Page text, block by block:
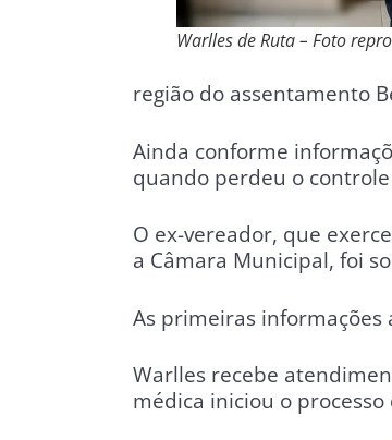
Warlles de Ruta – Foto
região do assentamento
Ainda conforme
quando perdeu o
O ex-vereador, que
a Câmara Municipal, foi
As primeiras
Warlles recebe
médica iniciou o